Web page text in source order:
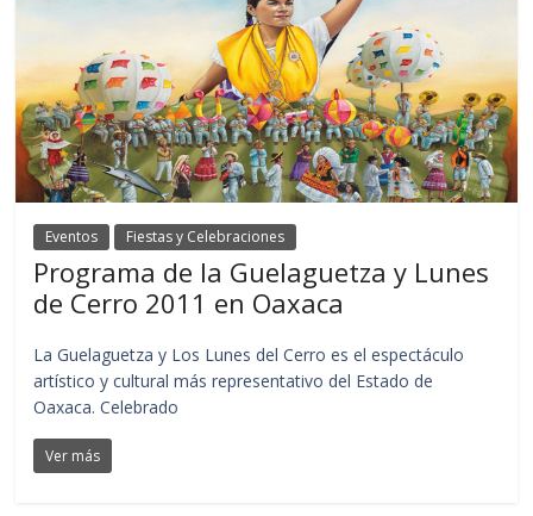
Eventos Fiestas y Celebraciones
Programa de la Guelaguetza y Lunes
de Cerro 2011 en Oaxaca
La Guelaguetza y Los Lunes del Cerro es el espectáculo
artístico y cultural más representativo del Estado de
Oaxaca. Celebrado
Ver más